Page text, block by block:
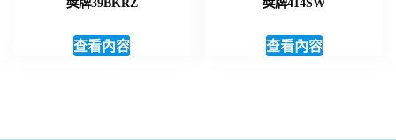
獎牌39BKRZ
查看內容
獎牌414SW
查看內容